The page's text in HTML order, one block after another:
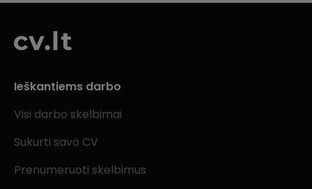
Ieškantiems darbo
Visi darbo skelbimai
Sukurti savo CV
Prenumeruoti skelbimus